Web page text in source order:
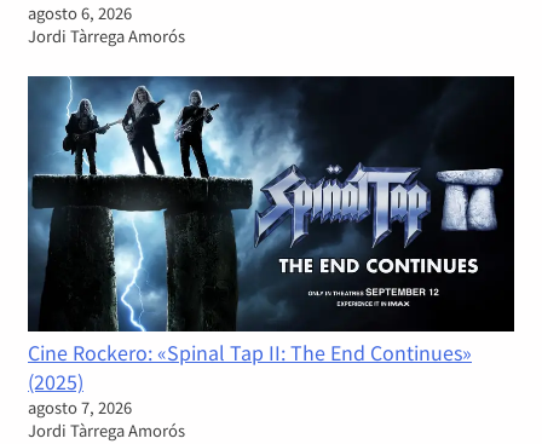
agosto 6, 2026
Jordi Tàrrega Amorós
Cine Rockero: «Spinal Tap II: The End Continues»
(2025)
agosto 7, 2026
Jordi Tàrrega Amorós